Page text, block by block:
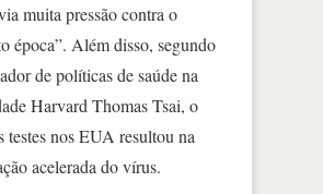
muita pressão contra o
época”. Além disso, segundo
de políticas de saúde na
Harvard Thomas Tsai, o
testes nos EUA resultou na
acelerada do vírus.